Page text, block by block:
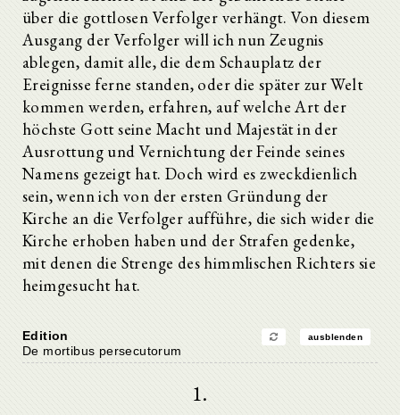
über die gottlosen Verfolger verhängt. Von diesem
Ausgang der Verfolger will ich nun Zeugnis
ablegen, damit alle, die dem Schauplatz der
Ereignisse ferne standen, oder die später zur Welt
kommen werden, erfahren, auf welche Art der
höchste Gott seine Macht und Majestät in der
Ausrottung und Vernichtung der Feinde seines
Namens gezeigt hat. Doch wird es zweckdienlich
sein, wenn ich von der ersten Gründung der
Kirche an die Verfolger aufführe, die sich wider die
Kirche erhoben haben und der Strafen gedenke,
mit denen die Strenge des himmlischen Richters sie
heimgesucht hat.
Edition ausblenden
De mortibus persecutorum
1.